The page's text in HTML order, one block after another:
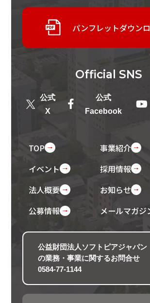
パンフレットダウン
Official SNS
公式
X
公式
Facebook
TOP
事業紹介
イベント
採用情報
法人概要
お知らせ
公募情報
メールマガジ
公益財団法人ソフトピアジャパン
の業務・事業に関するお問合せ
0584-77-1144